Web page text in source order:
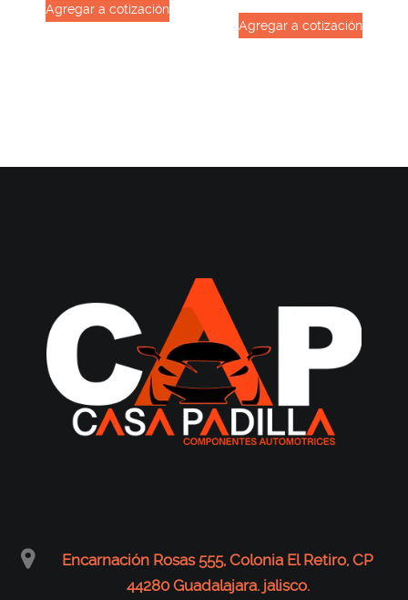
Agregar a cotización
Agregar a cotización
Encarnación Rosas 555, Colonia El Retiro, CP
44280 Guadalajara. jalisco.